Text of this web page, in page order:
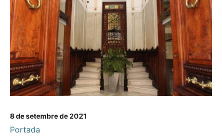
8 de setembre de 2021
Portada